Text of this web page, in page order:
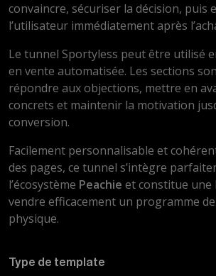
convaincre, sécuriser la décision, puis
l’utilisateur immédiatement après
Le tunnel Sportyless peut être utilisé
en vente automatisée. Les sections
répondre aux objections, mettre en
concrets et maintenir la motivation
conversion.
Facilement personnalisable et
des pages, ce tunnel s’intègre
l’écosystème Peachie et constitue une
vendre efficacement un programme
physique.
Type de template